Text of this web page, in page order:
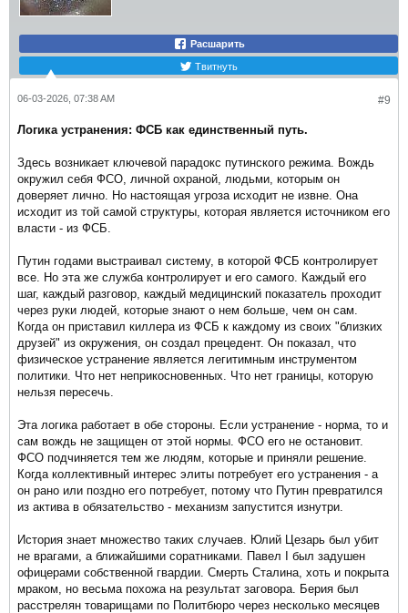
Расшарить
Твитнуть
#9
06-03-2026, 07:38 AM
Логика устранения: ФСБ как единственный путь.
Здесь возникает ключевой парадокс путинского режима. Вождь
окружил себя ФСО, личной охраной, людьми, которым он
доверяет лично. Но настоящая угроза исходит не извне. Она
исходит из той самой структуры, которая является источником его
власти - из ФСБ.
Путин годами выстраивал систему, в которой ФСБ контролирует
все. Но эта же служба контролирует и его самого. Каждый его
шаг, каждый разговор, каждый медицинский показатель проходит
через руки людей, которые знают о нем больше, чем он сам.
Когда он приставил киллера из ФСБ к каждому из своих "близких
друзей" из окружения, он создал прецедент. Он показал, что
физическое устранение является легитимным инструментом
политики. Что нет неприкосновенных. Что нет границы, которую
нельзя пересечь.
Эта логика работает в обе стороны. Если устранение - норма, то и
сам вождь не защищен от этой нормы. ФСО его не остановит.
ФСО подчиняется тем же людям, которые и приняли решение.
Когда коллективный интерес элиты потребует его устранения - а
он рано или поздно его потребует, потому что Путин превратился
из актива в обязательство - механизм запустится изнутри.
История знает множество таких случаев. Юлий Цезарь был убит
не врагами, а ближайшими соратниками. Павел I был задушен
офицерами собственной гвардии. Смерть Сталина, хоть и покрыта
мраком, но весьма похожа на результат заговора. Берия был
расстрелян товарищами по Политбюро через несколько месяцев